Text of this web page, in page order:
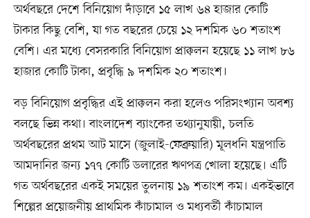
অর্থবছরে দেশে বিনিয়োগ দাঁড়াবে ১৫ লাখ ৬৪ হাজার কোটি
টাকার কিছু বেশি, যা গত বছরের চেয়ে ১২ দশমিক ৬০ শতাংশ
বেশি। এর মধ্যে বেসরকারি বিনিয়োগ প্রাক্কলন হয়েছে ১১ লাখ ৮৬
হাজার কোটি টাকা, প্রবৃদ্ধি ৯ দশমিক ২০ শতাংশ।
বড় বিনিয়োগ প্রবৃদ্ধির এই প্রাক্কলন করা হলেও পরিসংখ্যান অবশ্য
বলছে ভিন্ন কথা। বাংলাদেশ ব্যাংকের তথ্যানুযায়ী, চলতি
অর্থবছরের প্রথম আট মাসে (জুলাই-ফেব্রুয়ারি) মূলধনি যন্ত্রপাতি
আমদানির জন্য ১৭৭ কোটি ডলারের ঋণপত্র খোলা হয়েছে। এটি
গত অর্থবছরের একই সময়ের তুলনায় ১৯ শতাংশ কম। একইভাবে
শিল্পের প্রয়োজনীয় প্রাথমিক কাঁচামাল ও মধ্যবর্তী কাঁচামাল